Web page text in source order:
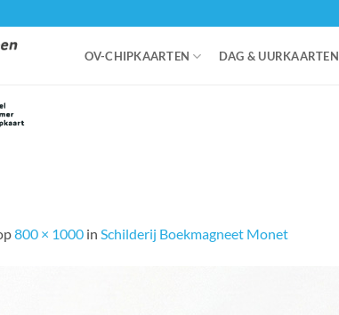
OV-CHIPKAARTEN DAG & UURKAARTEN
800 × 1000 in Schilderij Boekmagneet Monet